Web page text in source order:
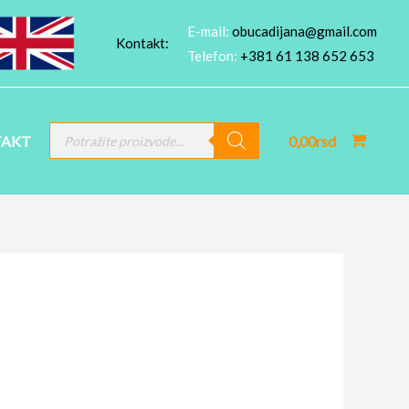
Kontakt:
E-mail: obucadijana@gmail.com
Telefon: +381 61 138 652 653
PRODUCTS
SEARCH
0,00rsd